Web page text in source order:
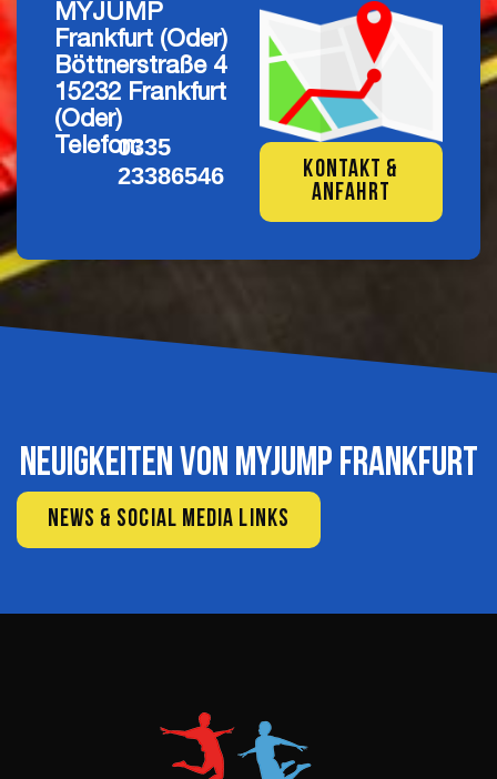
MYJUMP
Frankfurt (Oder)
Böttnerstraße 4
15232 Frankfurt
(Oder)
Telefon:0335
23386546
KONTAKT &
ANFAHRT
Neuigkeiten von Myjump Frankfurt
NEWS & SOCIAL MEDIA LINKS